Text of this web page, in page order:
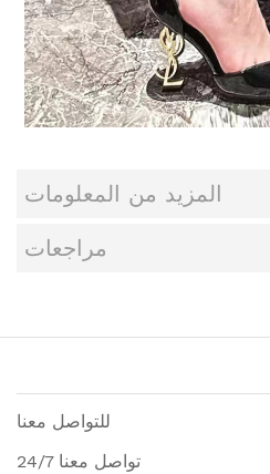
المزيد من المعلومات
مراجعات
للتواصل معنا
تواصل معنا 24/7